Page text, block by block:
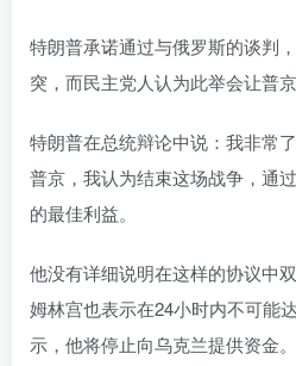
特朗普承诺通过与俄罗斯的谈判
突，而民主党人认为此举会让普京
特朗普在总统辩论中说：我非常
普京，我认为结束这场战争，通
的最佳利益。
他没有详细说明在这样的协议中
姆林宫也表示在24小时内不可能
示，他将停止向乌克兰提供资金